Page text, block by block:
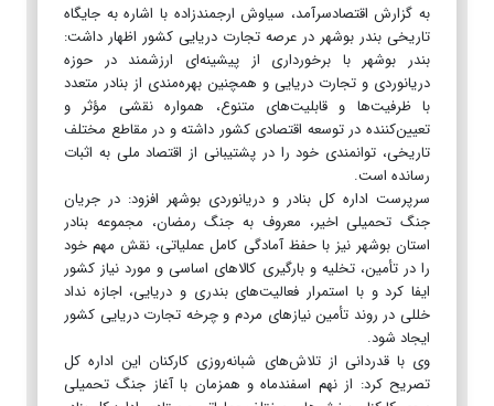
به گزارش اقتصادسرآمد، سیاوش ارجمندزاده با اشاره به جایگاه
تاریخی بندر بوشهر در عرصه تجارت دریایی کشور اظهار داشت:
بندر بوشهر با برخورداری از پیشینه‌ای ارزشمند در حوزه
دریانوردی و تجارت دریایی و همچنین بهره‌مندی از بنادر متعدد
با ظرفیت‌ها و قابلیت‌های متنوع، همواره نقشی مؤثر و
تعیین‌کننده در توسعه اقتصادی کشور داشته و در مقاطع مختلف
تاریخی، توانمندی خود را در پشتیبانی از اقتصاد ملی به اثبات
رسانده است.
سرپرست اداره کل بنادر و دریانوردی بوشهر افزود: در جریان
جنگ تحمیلی اخیر، معروف به جنگ رمضان، مجموعه بنادر
استان بوشهر نیز با حفظ آمادگی کامل عملیاتی، نقش مهم خود
را در تأمین، تخلیه و بارگیری کالاهای اساسی و مورد نیاز کشور
ایفا کرد و با استمرار فعالیت‌های بندری و دریایی، اجازه نداد
خللی در روند تأمین نیازهای مردم و چرخه تجارت دریایی کشور
ایجاد شود.
وی با قدردانی از تلاش‌های شبانه‌روزی کارکنان این اداره کل
تصریح کرد: از نهم اسفندماه و همزمان با آغاز جنگ تحمیلی